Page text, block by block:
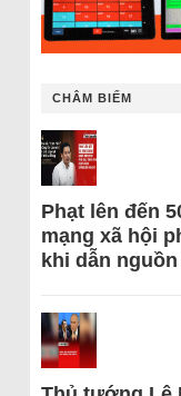
CHÂM BIẾM
Phạt lên đến
mạng xã hội
khi dẫn